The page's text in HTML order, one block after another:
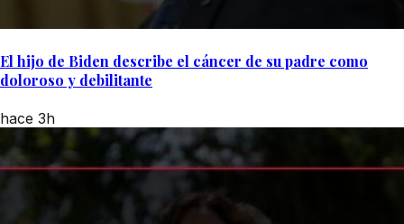
El hijo de Biden describe el cáncer de su padre como
doloroso y debilitante
hace 3h